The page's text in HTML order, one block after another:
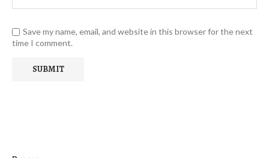
Save my name, email, and website in this browser for the next
time I comment.